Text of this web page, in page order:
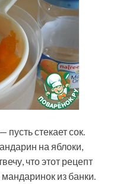
стекает сок.
на яблоки,
что этот рецепт
из банки.